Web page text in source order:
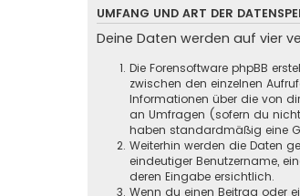
UMFANG UND ART DER
Deine Daten werden auf vier
Die Forensoftware phpBB
zwischen den einzelnen
Informationen über die von
an Umfragen (sofern du nicht
haben standardmäßig eine
Weiterhin werden die Daten
eindeutiger Benutzername,
deren Eingabe ersichtlich.
Wenn du einen Beitrag oder